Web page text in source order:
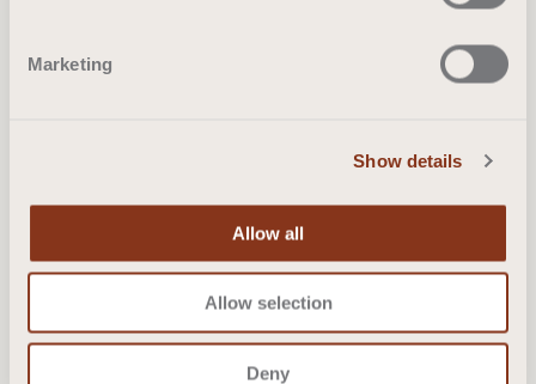
Marketing
Show details
Allow all
Allow selection
Deny